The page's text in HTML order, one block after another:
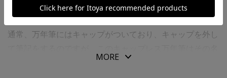
パイロットのキャップレス万年筆は、非常に画期的な万年
筆なのです！
通常、万年筆にはキャップがついており、キャップを外し
の通り、キャップが無くノック式で万年筆の先が出てくる
MORE